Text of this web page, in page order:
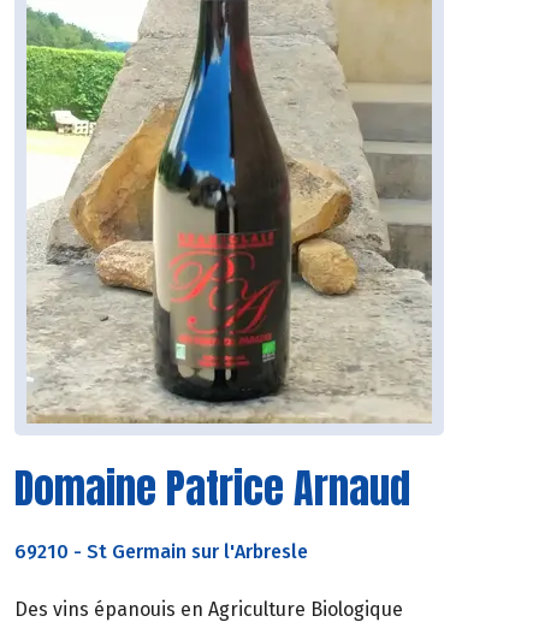
Domaine Patrice Arnaud
69210 - St Germain sur l'Arbresle
Des vins épanouis en Agriculture Biologique